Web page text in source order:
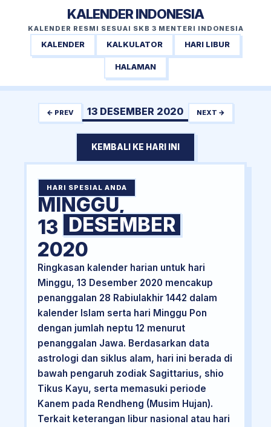
KALENDER INDONESIA
KALENDER RESMI SESUAI SKB 3 MENTERI INDONESIA
KALENDER KALKULATOR HARI LIBUR
HALAMAN
← PREV 13 DESEMBER 2020 NEXT →
KEMBALI KE HARI INI
HARI SPESIAL ANDA
MINGGU,
13 DESEMBER
2020
Ringkasan kalender harian untuk hari
Minggu, 13 Desember 2020 mencakup
penanggalan 28 Rabiulakhir 1442 dalam
kalender Islam serta hari Minggu Pon
dengan jumlah neptu 12 menurut
penanggalan Jawa. Berdasarkan data
astrologi dan siklus alam, hari ini berada di
bawah pengaruh zodiak Sagittarius, shio
Tikus Kayu, serta memasuki periode
Kanem pada Rendheng (Musim Hujan).
Terkait keterangan libur nasional atau hari